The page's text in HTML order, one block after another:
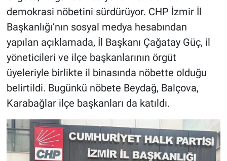
demokrasi nöbetini sürdürüyor. CHP İzmir İl
Başkanlığı’nın sosyal medya hesabından
yapılan açıklamada, İl Başkanı Çağatay Güç, il
yöneticileri ve ilçe başkanlarının örgüt
üyeleriyle birlikte il binasında nöbette olduğu
belirtildi. Bugünkü nöbete Beydağ, Balçova,
Karabağlar ilçe başkanları da katıldı.